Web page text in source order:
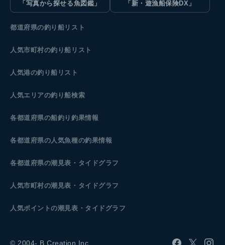
「写真から探せる魚図鑑」
「新・遊漁船保険DX」
都道府県の釣り船リスト
人気市町村の釣り船リスト
人気港の釣り船リスト
人気エリアの釣り船検索
各都道府県の船釣り釣果情報
各都道府県の人気魚種の釣果情報
各都道府県の潮見表 ・タイドグラフ
人気市町村の潮見表・タイドグラフ
人気ポイントの潮見表・タイドグラフ
© 2004- B.Creation Inc.